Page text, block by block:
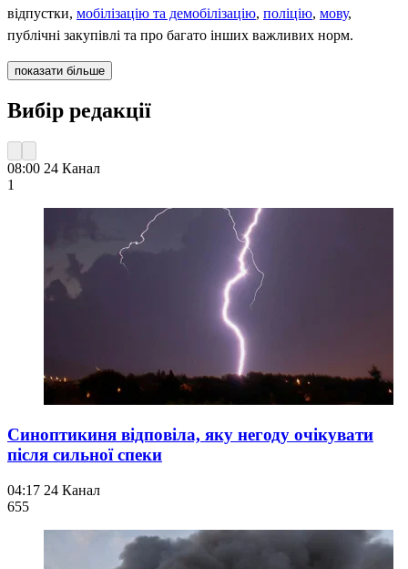
відпустки, мобілізацію та демобілізацію, поліцію, мову,
публічні закупівлі та про багато інших важливих норм.
показати більше
Вибір редакції
08:00 24 Канал
1
Синоптикиня відповіла, яку негоду очікувати
після сильної спеки
04:17 24 Канал
655